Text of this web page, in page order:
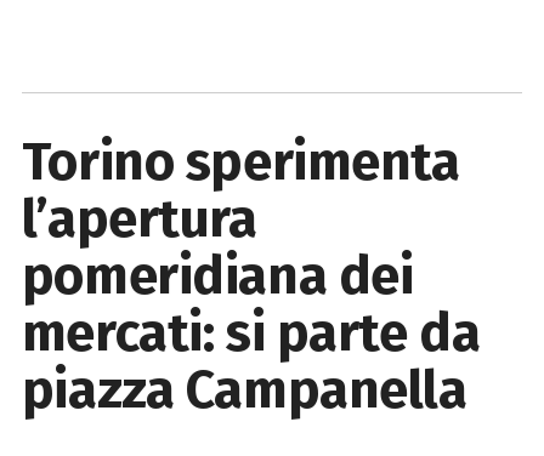
Torino sperimenta
l’apertura
pomeridiana dei
mercati: si parte da
piazza Campanella